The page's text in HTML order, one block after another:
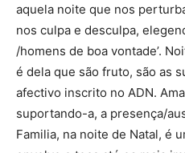
aquela noite que nos
nos culpa e desculpa,
/homens de boa vontade’.
é dela que são fruto, são as
afectivo inscrito no ADN.
suportando-a, a presença/
Familia, na noite de Natal, é